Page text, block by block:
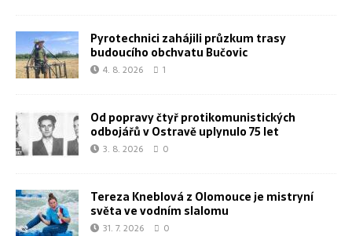
Pyrotechnici zahájili průzkum trasy
budoucího obchvatu Bučovic
4. 8. 2026 1
Od popravy čtyř protikomunistických
odbojářů v Ostravě uplynulo 75 let
3. 8. 2026 0
Tereza Kneblová z Olomouce je mistryní
světa ve vodním slalomu
31. 7. 2026 0